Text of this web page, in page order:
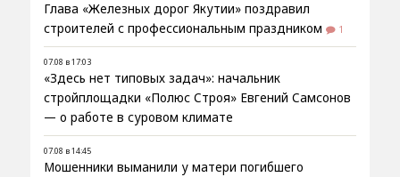
Глава «Железных дорог Якутии» поздравил
строителей с профессиональным праздником
1
07.08 в 17:03
«Здесь нет типовых задач»: начальник
стройплощадки «Полюс Строя» Евгений Самсонов
— о работе в суровом климате
07.08 в 14:45
Мошенники выманили у матери погибшего